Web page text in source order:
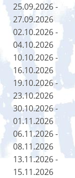
25.09.2026 -
27.09.2026
02.10.2026 -
04.10.2026
10.10.2026 -
16.10.2026
19.10.2026 -
23.10.2026
30.10.2026 -
01.11.2026
06.11.2026 -
08.11.2026
13.11.2026 -
15.11.2026